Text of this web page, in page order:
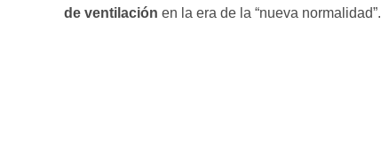
de ventilación en la era de la “nueva normalidad”.